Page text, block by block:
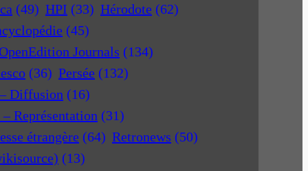
(49) HPI (33) Hérodote (62)
(45)
Journals (134)
(36) Persée (132)
Diffusion (16)
Représentation (31)
étrangère (64) Retronews (50)
(13)